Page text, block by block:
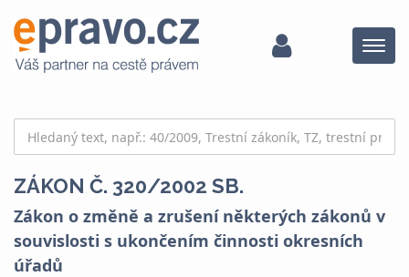
Menu
ZÁKON Č. 320/2002 SB.
Zákon o změně a zrušení některých zákonů v
souvislosti s ukončením činnosti okresních
úřadů